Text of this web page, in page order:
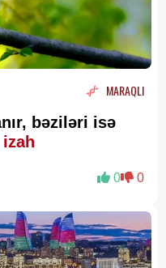
MARAQLI
bəziləri isə
izah
0 0